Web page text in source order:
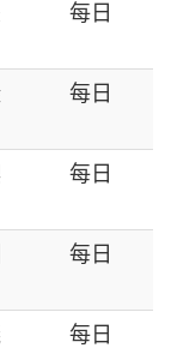
每日
每日
每日
每日
每日